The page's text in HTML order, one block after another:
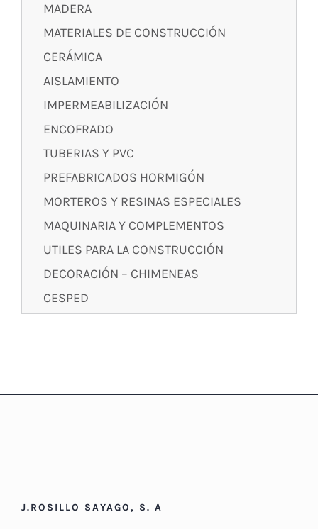
MADERA
MATERIALES DE CONSTRUCCIÓN
CERÁMICA
AISLAMIENTO
IMPERMEABILIZACIÓN
ENCOFRADO
TUBERIAS Y PVC
PREFABRICADOS HORMIGÓN
MORTEROS Y RESINAS ESPECIALES
MAQUINARIA Y COMPLEMENTOS
UTILES PARA LA CONSTRUCCIÓN
DECORACIÓN – CHIMENEAS
CESPED
J.ROSILLO SAYAGO, S. A